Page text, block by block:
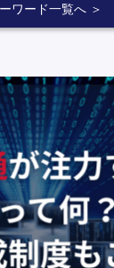
ワード一覧へ ＞